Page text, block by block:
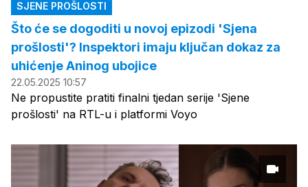
SJENE PROŠLOSTI
Što će se dogoditi u novoj epizodi 'Sjena
prošlosti'? Inspektori imaju ključan dokaz za
uhićenje Aninog ubojice
22.05.2025 10:57
Ne propustite pratiti finalni tjedan serije 'Sjene
prošlosti' na RTL-u i platformi Voyo